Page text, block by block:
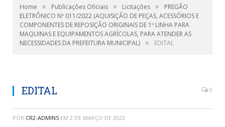
Home » Publicações Oficiais » Licitações »
PREGÃO
ELETRÔNICO Nº 011/2022 (AQUISIÇÃO DE PEÇAS, ACESSÓRIOS E
COMPONENTES DE REPOSIÇÃO ORIGINAIS DE 1º LINHA PARA
MAQUINAS E EQUIPAMENTOS AGRÍCOLAS, PARA ATENDER AS
NECESSIDADES DA PREFEITURA MUNICIPAL) » EDITAL
EDITAL 0
POR CR2-ADMIN5 EM 2 DE MARÇO DE 2023